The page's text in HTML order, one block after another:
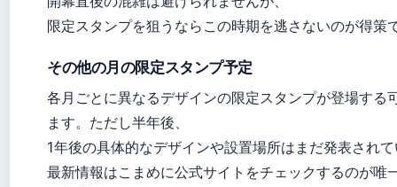
限定スタンプを狙うならこの時期を逃さないのが得策
その他の月の限定スタンプ予定
各月ごとに異なるデザインの限定スタンプが登場する
ます。ただし半年後、
1年後の具体的なデザインや設置場所はまだ発表され
最新情報はこまめに公式サイトをチェックするのが唯